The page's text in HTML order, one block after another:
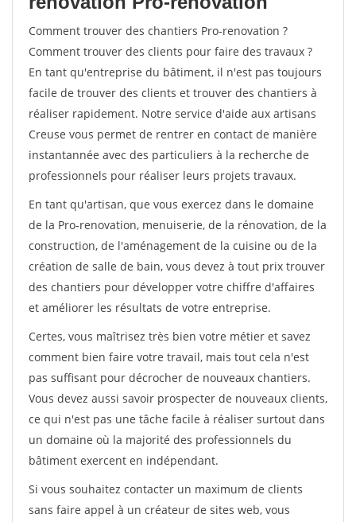
Comment trouver des chantiers Pro-renovation ?
Comment trouver des clients pour faire des travaux ?
En tant qu'entreprise du bâtiment, il n'est pas toujours
facile de trouver des clients et trouver des chantiers à
réaliser rapidement. Notre service d'aide aux artisans
Creuse vous permet de rentrer en contact de manière
instantannée avec des particuliers à la recherche de
professionnels pour réaliser leurs projets travaux.
En tant qu'artisan, que vous exercez dans le domaine
de la Pro-renovation, menuiserie, de la rénovation, de la
construction, de l'aménagement de la cuisine ou de la
création de salle de bain, vous devez à tout prix trouver
des chantiers pour développer votre chiffre d'affaires
et améliorer les résultats de votre entreprise.
Certes, vous maîtrisez très bien votre métier et savez
comment bien faire votre travail, mais tout cela n'est
pas suffisant pour décrocher de nouveaux chantiers.
Vous devez aussi savoir prospecter de nouveaux clients,
ce qui n'est pas une tâche facile à réaliser surtout dans
un domaine où la majorité des professionnels du
bâtiment exercent en indépendant.
Si vous souhaitez contacter un maximum de clients
sans faire appel à un créateur de sites web, vous